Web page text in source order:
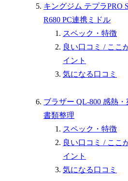
キングジム テプラPRO
R680 PC連携ミドル
スペック・特徴
良い口コミ / ここ
イント
気になる口コミ
ブラザー QL-800 感熱・
書類整理
スペック・特徴
良い口コミ / ここ
イント
気になる口コミ